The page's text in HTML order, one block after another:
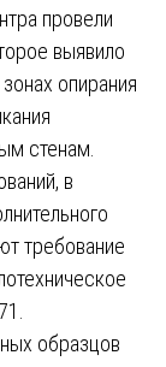
провели
выявило
опирания
стенам.
в
требование
образцов